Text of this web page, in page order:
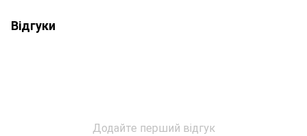
Відгуки
Додайте перший відгук